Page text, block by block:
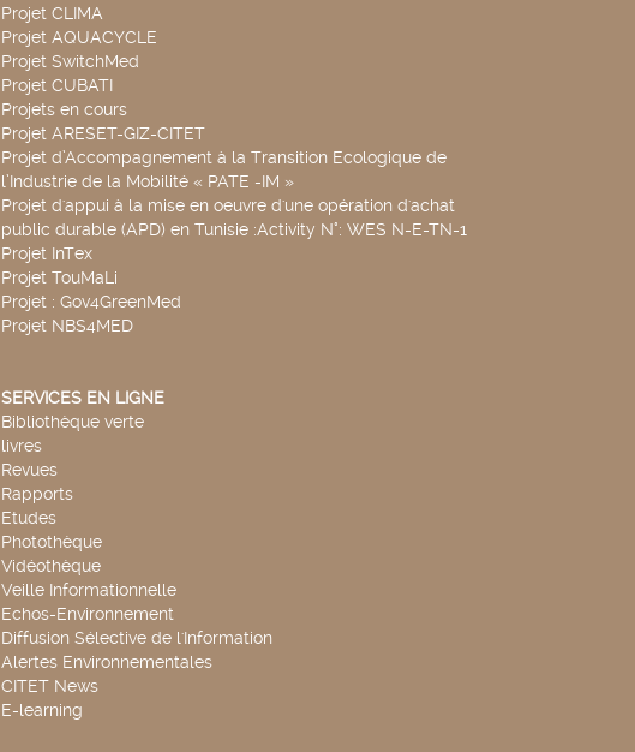
Projet CLIMA
Projet AQUACYCLE
Projet SwitchMed
Projet CUBATI
Projets en cours
Projet ARESET-GIZ-CITET
Projet d’Accompagnement à la Transition Ecologique de
l’Industrie de la Mobilité « PATE -IM »
Projet d'appui à la mise en oeuvre d'une opération d'achat
public durable (APD) en Tunisie :Activity N°: WES N-E-TN-1
Projet InTex
Projet TouMaLi
Projet : Gov4GreenMed
Projet NBS4MED
SERVICES EN LIGNE
Bibliothèque verte
livres
Revues
Rapports
Etudes
Photothèque
Vidéothèque
Veille Informationnelle
Echos-Environnement
Diffusion Sélective de l'Information
Alertes Environnementales
CITET News
E-learning